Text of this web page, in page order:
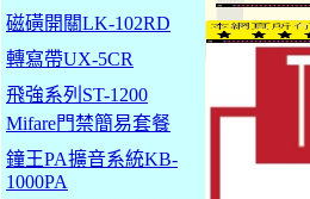
磁磺開關LK-102RD
轉寫帶UX-5CR
飛強系列ST-1200
Mifare門禁簡易套餐
鐘王PA擴音系統KB-
1000PA